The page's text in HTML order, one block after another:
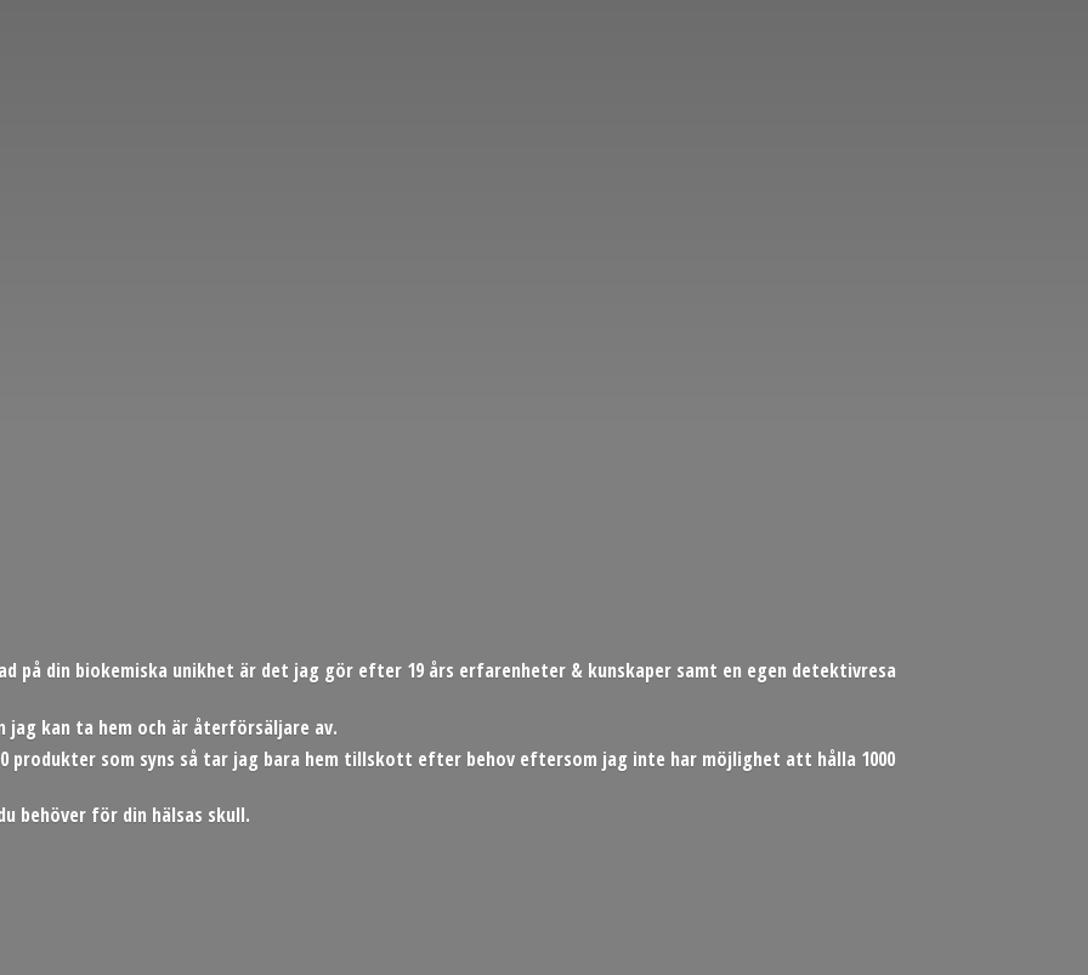
på din biokemiska unikhet är det jag gör efter 19 års erfarenheter & kunskaper samt en egen detektivresa
jag kan ta hem och är återförsäljare av.
produkter som syns så tar jag bara hem tillskott efter behov eftersom jag inte har möjlighet att hålla 1000
behöver för din hälsas skull.